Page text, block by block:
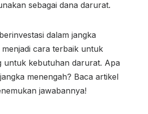
sebagai dana darurat.
dalam jangka
cara terbaik untuk
untuk kebutuhan darurat. Apa
menengah? Baca artikel
jawabannya!